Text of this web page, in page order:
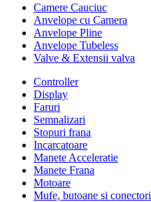
Camere Cauciuc
Anvelope cu Camera
Anvelope Pline
Anvelope Tubeless
Valve & Extensii valva
Controller
Display
Faruri
Semnalizari
Stopuri frana
Incarcatoare
Manete Acceleratie
Manete Frana
Motoare
Mufe, butoane si conectori